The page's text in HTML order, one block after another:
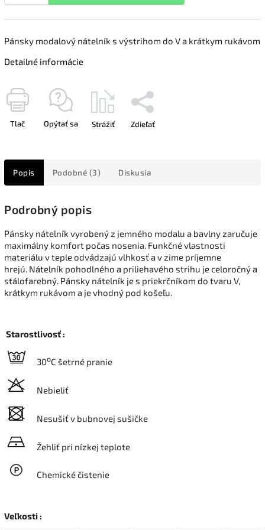
Pánsky modalový nátelník s výstrihom do V a krátkym rukávom
Detailné informácie
Tlač Opýtať sa Strážiť Zdieľať
Popis Podobné (3) Diskusia
Podrobný popis
Pánsky nátelník vyrobený z jemného modalu a bavlny zaručuje
maximálny komfort počas nosenia. Funkčné vlastnosti
materiálu v teple odvádzajú vlhkosť a v zime príjemne
hrejú. Nátelník pohodlného a priliehavého strihu je celoročný a
stálofarebný. Pánsky nátelník je s priekrčníkom do tvaru V,
krátkym rukávom a je vhodný pod košeľu.
Starostlivosť :
30oC šetrné pranie
Nebieliť
Nesušiť v bubnovej sušičke
Žehliť pri nízkej teplote
Chemické čistenie
Veľkosti :